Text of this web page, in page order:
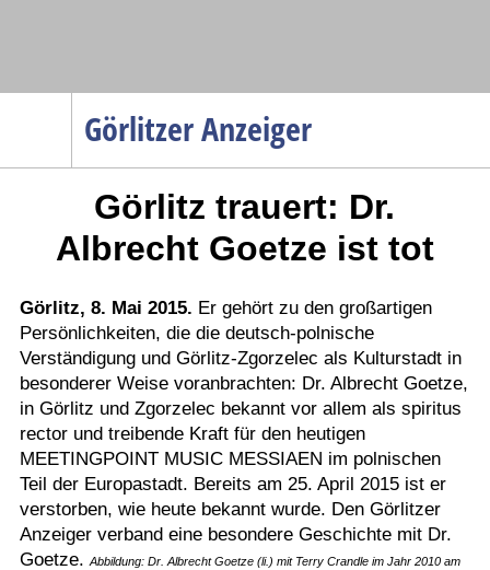
Görlitzer Anzeiger
Menüpunkte
Gesellschaft
Wirtschaft
Service
Verkehr
Gesundheit
Kultur
Sport
Kostenlos
Görlitz trauert: Dr.
Albrecht Goetze ist tot
Görlitz, 8. Mai 2015. Er gehört zu den großartigen
Persönlichkeiten, die die deutsch-polnische
Verständigung und Görlitz-Zgorzelec als Kulturstadt in
besonderer Weise voranbrachten: Dr. Albrecht Goetze,
in Görlitz und Zgorzelec bekannt vor allem als spiritus
rector und treibende Kraft für den heutigen
MEETINGPOINT MUSIC MESSIAEN im polnischen
Teil der Europastadt. Bereits am 25. April 2015 ist er
verstorben, wie heute bekannt wurde. Den Görlitzer
Anzeiger verband eine besondere Geschichte mit Dr.
Goetze.Abbildung: Dr. Albrecht Goetze (li.) mit Terry Crandle im Jahr 2010 am